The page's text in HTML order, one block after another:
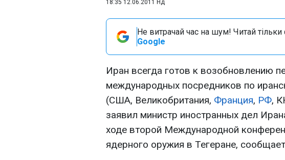
18:35 12.06.2011 Нд
Не витрачай час на шум! Читай тільки
Google
Иран всегда готов к возобновлению
международных посредников по
(США, Великобритания, Франция, РФ,
заявил министр иностранных дел
ходе второй Международной
ядерного оружия в Тегеране,